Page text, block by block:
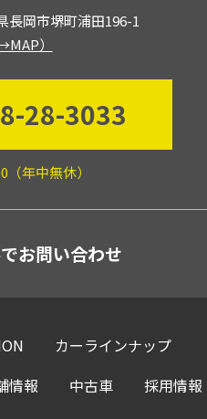
長岡市堺町浦田196-1
）
28-3033
（年中無休）
お問い合わせ
カーラインナップ
情報 中古車
採用情報